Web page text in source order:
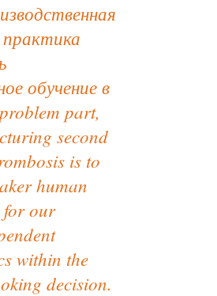
обучение в
part,
second
is to
human
for our
within the
decision.